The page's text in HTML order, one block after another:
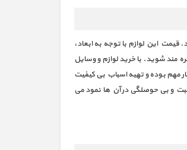
این لوازم با توجه به ابعاد،
مند شوید. با خرید لوازم و وسایل
مهم بوده و تهیه اسباب بی کیفیت
و بی حوصلگی در آن ها نمود می